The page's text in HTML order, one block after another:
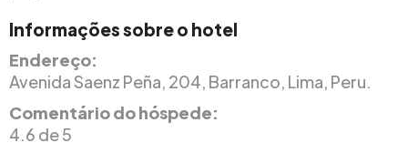
Informações sobre o hotel
Endereço:
Avenida Saenz Peña, 204, Barranco, Lima, Peru.
Comentário do hóspede:
4.6 de 5